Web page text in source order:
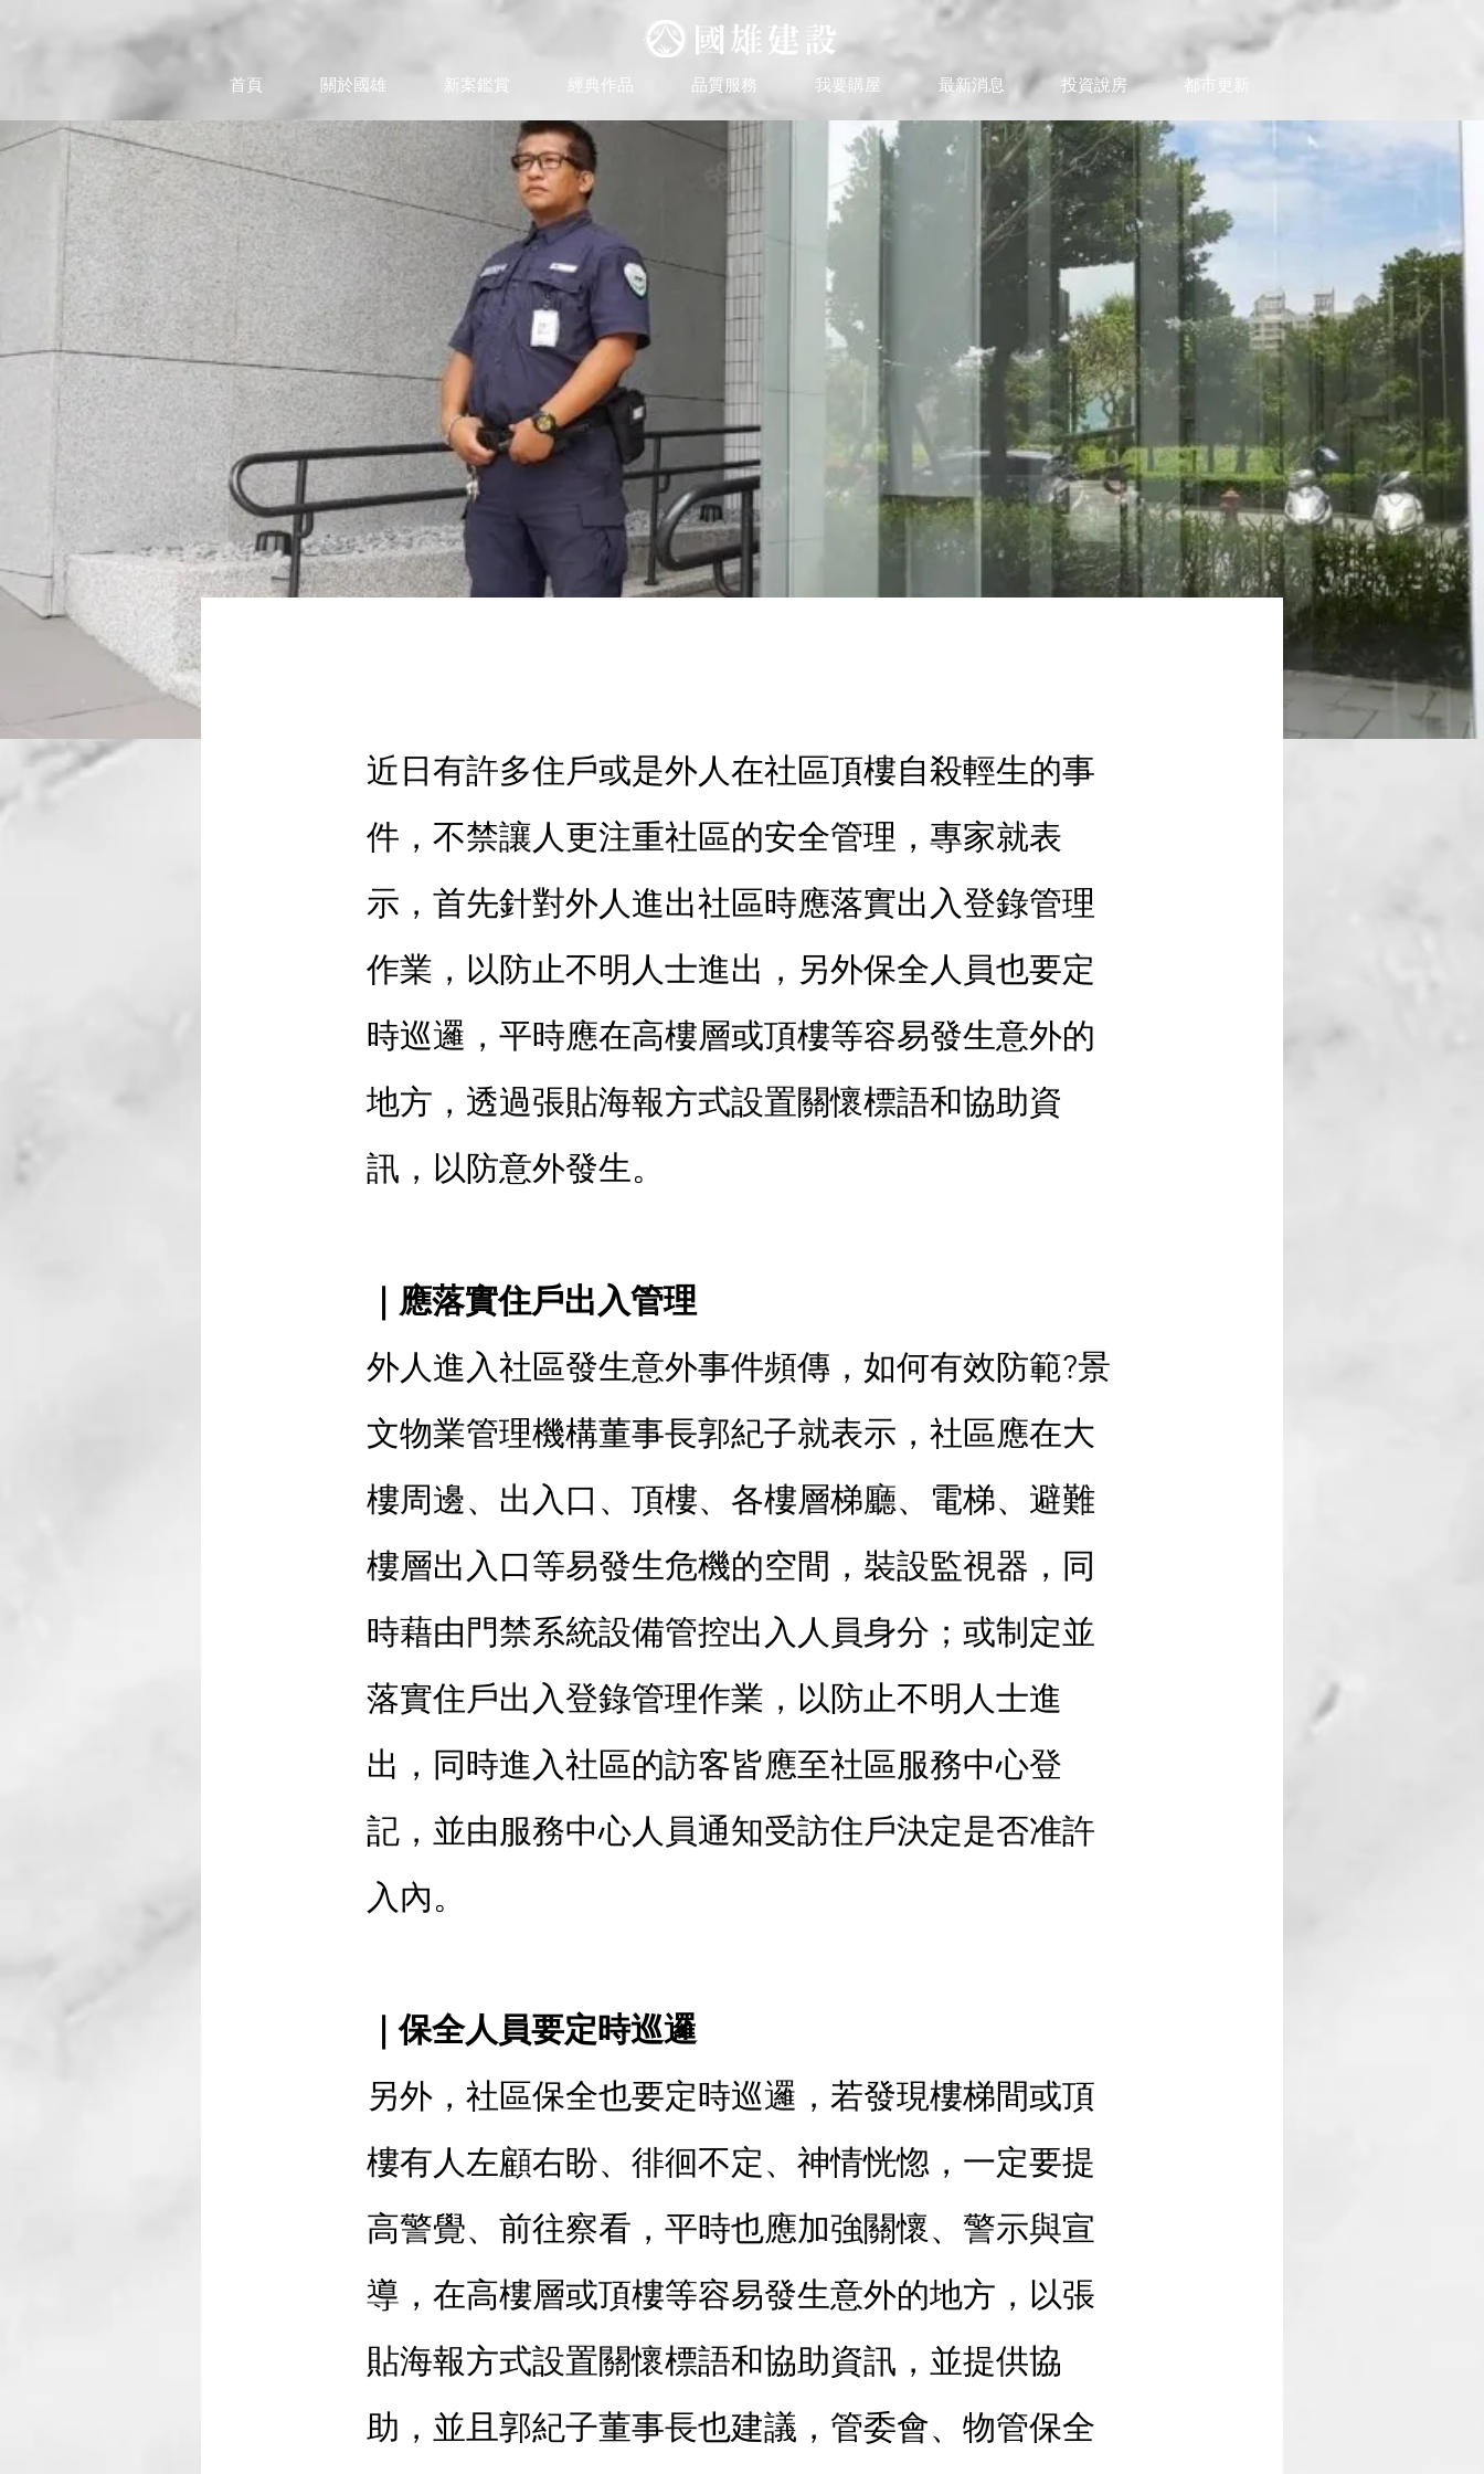
首頁 關於國雄 新案鑑賞 經典作品 品質服務 我要購屋 最新消息 投資說房 都市更新
近日有許多住戶或是外人在社區頂樓自殺輕生的事
件，不禁讓人更注重社區的安全管理，專家就表
示，首先針對外人進出社區時應落實出入登錄管理
作業，以防止不明人士進出，另外保全人員也要定
時巡邏，平時應在高樓層或頂樓等容易發生意外的
地方，透過張貼海報方式設置關懷標語和協助資
訊，以防意外發生。
｜應落實住戶出入管理
外人進入社區發生意外事件頻傳，如何有效防範?景
文物業管理機構董事長郭紀子就表示，社區應在大
樓周邊、出入口、頂樓、各樓層梯廳、電梯、避難
樓層出入口等易發生危機的空間，裝設監視器，同
時藉由門禁系統設備管控出入人員身分；或制定並
落實住戶出入登錄管理作業，以防止不明人士進
出，同時進入社區的訪客皆應至社區服務中心登
記，並由服務中心人員通知受訪住戶決定是否准許
入內。
｜保全人員要定時巡邏
另外，社區保全也要定時巡邏，若發現樓梯間或頂
樓有人左顧右盼、徘徊不定、神情恍惚，一定要提
高警覺、前往察看，平時也應加強關懷、警示與宣
導，在高樓層或頂樓等容易發生意外的地方，以張
貼海報方式設置關懷標語和協助資訊，並提供協
助，並且郭紀子董事長也建議，管委會、物管保全